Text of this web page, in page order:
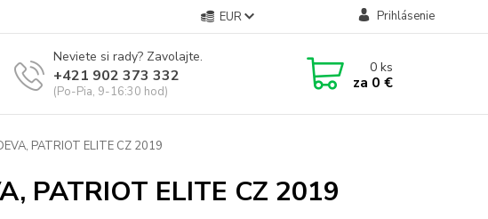
EUR Prihlásenie
Neviete si rady? Zavolajte.
+421 902 373 332
(Po-Pia, 9-16:30 hod)
0ks
za 0 €
PATRIOT ELITE CZ 2019
PATRIOT ELITE CZ 2019